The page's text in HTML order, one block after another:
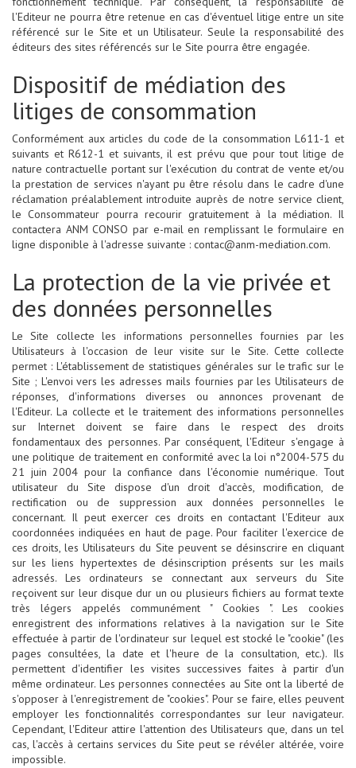
l'Editeur ne pourra être retenue en cas d'éventuel litige entre un site
référencé sur le Site et un Utilisateur. Seule la responsabilité des
éditeurs des sites référencés sur le Site pourra être engagée.
Dispositif de médiation des
litiges de consommation
Conformément aux articles du code de la consommation L611-1 et
suivants et R612-1 et suivants, il est prévu que pour tout litige de
nature contractuelle portant sur l'exécution du contrat de vente et/ou
la prestation de services n'ayant pu être résolu dans le cadre d'une
réclamation préalablement introduite auprès de notre service client,
le Consommateur pourra recourir gratuitement à la médiation. Il
contactera ANM CONSO par e-mail en remplissant le formulaire en
ligne disponible à l'adresse suivante : contac@anm-mediation.com.
La protection de la vie privée et
des données personnelles
Le Site collecte les informations personnelles fournies par les
Utilisateurs à l'occasion de leur visite sur le Site. Cette collecte
permet : L'établissement de statistiques générales sur le trafic sur le
Site ; L'envoi vers les adresses mails fournies par les Utilisateurs de
réponses, d'informations diverses ou annonces provenant de
l'Editeur. La collecte et le traitement des informations personnelles
sur Internet doivent se faire dans le respect des droits
fondamentaux des personnes. Par conséquent, l'Editeur s'engage à
une politique de traitement en conformité avec la loi n°2004-575 du
21 juin 2004 pour la confiance dans l'économie numérique. Tout
utilisateur du Site dispose d'un droit d'accès, modification, de
rectification ou de suppression aux données personnelles le
concernant. Il peut exercer ces droits en contactant l'Editeur aux
coordonnées indiquées en haut de page. Pour faciliter l'exercice de
ces droits, les Utilisateurs du Site peuvent se désinscrire en cliquant
sur les liens hypertextes de désinscription présents sur les mails
adressés. Les ordinateurs se connectant aux serveurs du Site
reçoivent sur leur disque dur un ou plusieurs fichiers au format texte
très légers appelés communément " Cookies ". Les cookies
enregistrent des informations relatives à la navigation sur le Site
effectuée à partir de l'ordinateur sur lequel est stocké le "cookie" (les
pages consultées, la date et l'heure de la consultation, etc.). Ils
permettent d'identifier les visites successives faites à partir d'un
même ordinateur. Les personnes connectées au Site ont la liberté de
s'opposer à l'enregistrement de "cookies". Pour se faire, elles peuvent
employer les fonctionnalités correspondantes sur leur navigateur.
Cependant, l'Editeur attire l'attention des Utilisateurs que, dans un tel
cas, l'accès à certains services du Site peut se révéler altérée, voire
impossible.